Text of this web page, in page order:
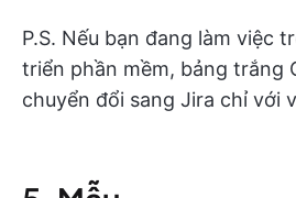
P.S. Nếu bạn đang làm việc
triển phần mềm, bảng trắng
chuyển đổi sang Jira chỉ với